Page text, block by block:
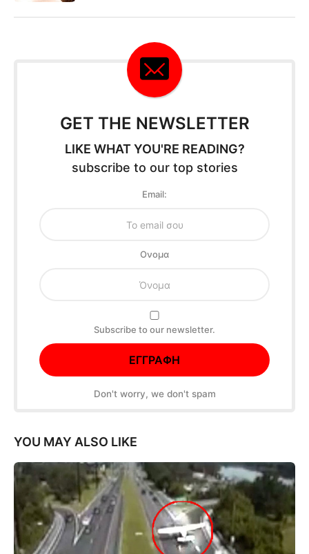
GET THE NEWSLETTER
LIKE WHAT YOU'RE READING?
subscribe to our top stories
Email:
Oνομα
Subscribe to our newsletter.
Don't worry, we don't spam
YOU MAY ALSO LIKE